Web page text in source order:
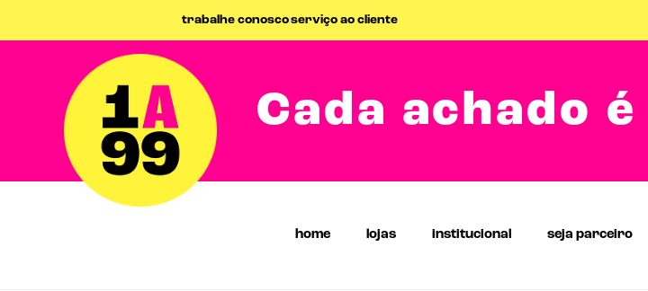
trabalhe conoscoserviço ao cliente
Cada achado
home lojas institucional seja parceiro